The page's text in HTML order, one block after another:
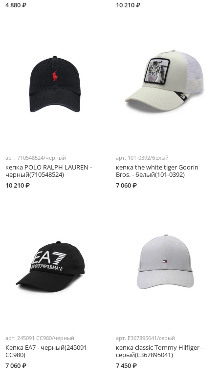
4 880 ₽ 10 210 ₽
арт.710548524/черный
кепка POLO RALPH LAUREN -
черный(710548524)
10 210 ₽
арт. 101-0392/белый
кепка the white tiger Goorin
Bros. - белый(101-0392)
7 060 ₽
арт. 245091 CC980/черный
Кепка EA7 - черный(245091
CC980)
7 060 ₽
арт. E367895041/серый
кепка classic Tommy Hilfiger -
серый(E367895041)
7 450 ₽